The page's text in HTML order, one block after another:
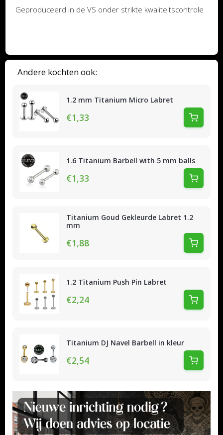
Andere kochten ook:
1.2 mm Titanium Micro Labret
€1,33
1.6 Titanium Barbell with 5 mm balls
€1,33
Titanium Goud Gekleurde Labret 1.2
mm
€1,88
1.2 Titanium Push Pin Labret
€2,24
Titanium DJ Navel Barbell in kleur
€2,54
Geproduceerd in de VS onder strikte kwaliteitscontrole